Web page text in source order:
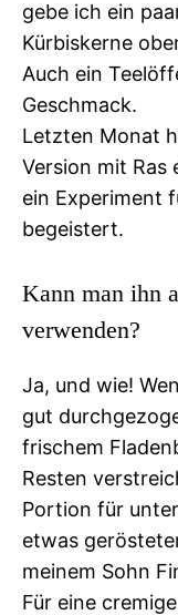
gebe ich ein
Kürbiskerne
Auch ein
Geschmack.
Letzten Monat
Version mit Ras
ein Experiment
begeistert.
Kann man ihn
verwenden?
Ja, und wie!
gut
frischem
Resten
Portion für
etwas
meinem Sohn
Für eine